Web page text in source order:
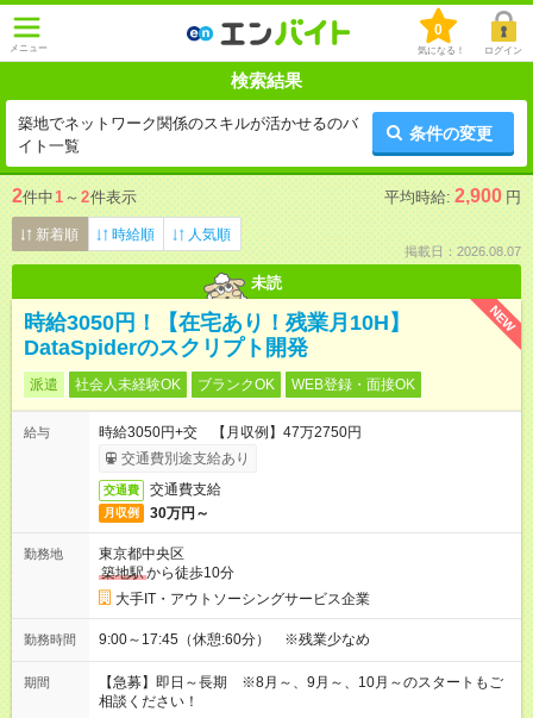
メニュー
0
気になる！ ログイン
検索結果
築地でネットワーク関係のスキルが活かせるのバ
イト一覧
条件の変更
2件中1 ～ 2件表示 平均時給: 2,900 円
新着順 時給順 人気順
掲載日：2026.08.07
未読
NEW
時給3050円！【在宅あり！残業月10H】
DataSpiderのスクリプト開発
派遣 社会人未経験OK ブランクOK WEB登録・面接OK
給与
時給3050円+交 【月収例】47万2750円
交通費別途支給あり
交通費 交通費支給
月収例 30万円～
勤務地
東京都中央区
築地駅から徒歩10分
大手IT・アウトソーシングサービス企業
勤務時間 9:00～17:45（休憩:60分） ※残業少なめ
期間
【急募】即日～長期 ※8月～、9月～、10月～のスタートもご
相談ください！